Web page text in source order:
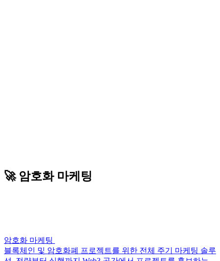
🚀 암호화 마케팅
암호화 마케팅
블록체인 및 암호화폐 프로젝트를 위한 전체 주기 마케팅 솔루